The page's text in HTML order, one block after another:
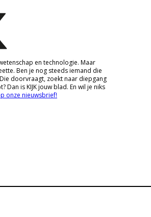
en technologie. Maar
Ben je nog steeds iemand die
doorvraagt, zoekt naar diepgang
is KIJK jouw blad. En wil je niks
onze nieuwsbrief!